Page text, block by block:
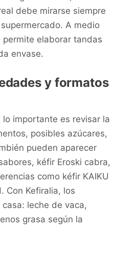
debe mirarse siempre
A medio
elaborar tandas
envase.
y formatos
importante es revisar la
posibles azúcares,
pueden aparecer
kéfir Eroski cabra,
como kéfir KAIKU
Con Kefiralia, los
leche de vaca,
grasa según la